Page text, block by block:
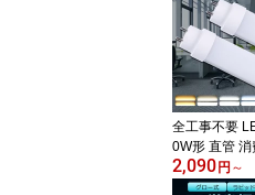
光灯 58cm
管 20W LED
20W形 電球
色 昼光色 工
ー式 インバー
ピッド式全
FL20 FLR20
全工事不要
0W形 直管
3200lm 口金
0 180度回転
2,090 円 ～